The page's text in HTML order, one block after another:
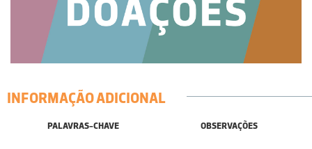
INFORMAÇÃO ADICIONAL
PALAVRAS-CHAVE OBSERVAÇÕES